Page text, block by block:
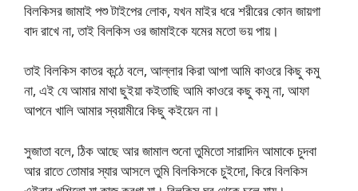
বিলকিসর জামাই পশু টাইপের লোক, যখন মাইর ধরে শরীরের কোন জায়গা
বাদ রাখে না, তাই বিলকিস ওর জামাইকে যমের মতো ভয় পায়।
তাই বিলকিস কাতর কন্ঠে বলে, আল্লার কিরা আপা আমি কাওরে কিছু কমু
না, এই যে আমার মাথা ছুইয়া কইতাছি আমি কাওরে কছু কমু না, আফা
আপনে খালি আমার স্বয়ামীরে কিছু কইয়েন না।
সুজাতা বলে, ঠিক আছে আর জামাল শুনো তুমিতো সারাদিন আমাকে চুদবা
আর রাতে তোমার স্যার আসলে তুমি বিলকিসকে চুইদো, কিরে বিলকিস